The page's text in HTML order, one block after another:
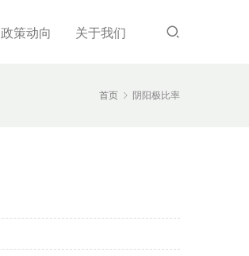
政策动向 关于我们
首页 阴阳极比率